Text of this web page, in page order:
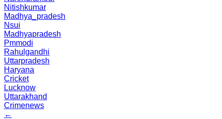
Nitishkumar
Madhya_pradesh
Nsui
Madhyapradesh
Pmmodi
Rahulgandhi
Uttarpradesh
Haryana
Cricket
Lucknow
Uttarakhand
Crimenews
←